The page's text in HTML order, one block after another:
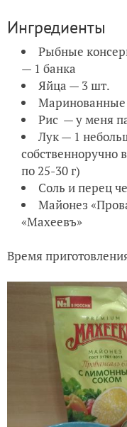
Ингредиенты
Рыбные
— 1 банка
Яйца — 3 шт.
Рис — у меня
Лук — 1
по 25-30 г)
Соль и перец
Майонез
«Махеевъ»
Время